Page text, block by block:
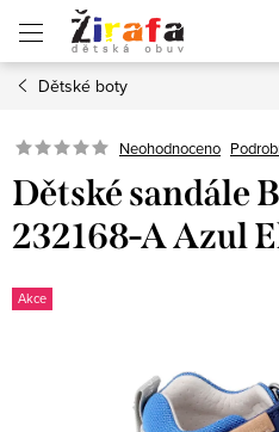
obsah
Dětské boty
Neohodnoceno
Dětské sandále
232168-A Azul
Akce